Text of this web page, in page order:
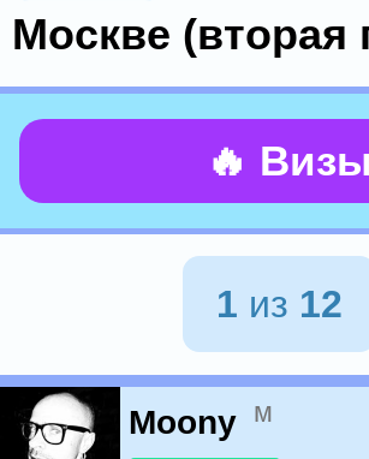
Москве
🔥
1 из 12
Moony м